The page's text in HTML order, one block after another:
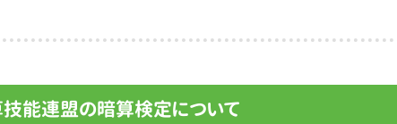
能連盟の暗算検定について